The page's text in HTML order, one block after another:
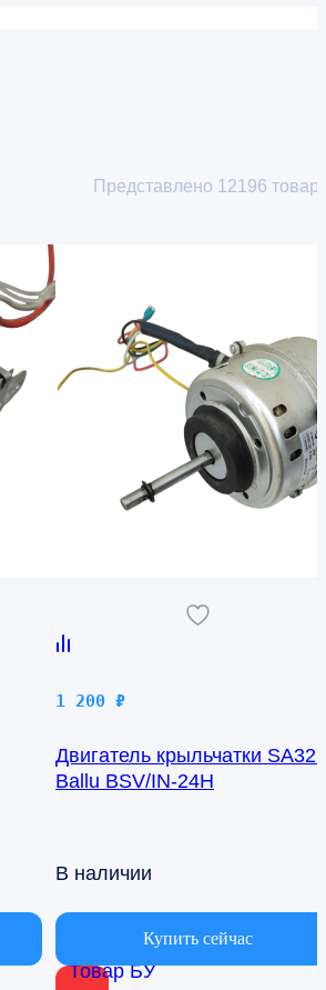
Представлено 12196
Товар БУ
1 200 ₽
Двигатель крыльчатки
Ballu BSV/IN-24H
В наличии
Купить сейчас